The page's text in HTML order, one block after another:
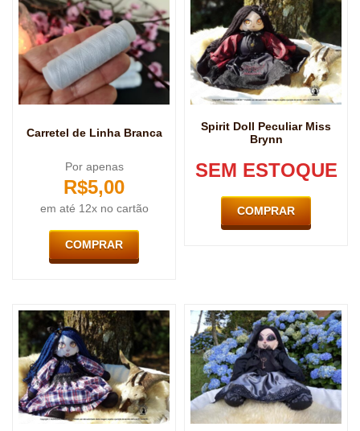
Carretel de Linha Branca
Por apenas
R$5,00
em até 12x no cartão
COMPRAR
Spirit Doll Peculiar Miss
Brynn
SEM ESTOQUE
COMPRAR